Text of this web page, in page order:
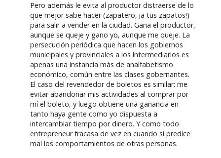
Pero además le evita al productor distraerse de lo
que mejor sabe hacer (zapatero, ¡a tus zapatos!)
para salir a vender en la ciudad. Gana el productor,
aunque se queje y gano yo, aunque me queje. La
persecución periódica que hacen los gobiernos
municipales y provinciales a los intermediarios es
apenas una instancia más de analfabetismo
económico, común entre las clases gobernantes.
El caso del revendedor de boletos es similar: me
evitar abandonar mis actividades al comprar por
mí el boleto, y luego obtiene una ganancia en
tanto haya gente como yo dispuesta a
intercambiar tiempo por dinero. Y como todo
entrepreneur fracasa de vez en cuando si predice
mal los comportamientos de otras personas.